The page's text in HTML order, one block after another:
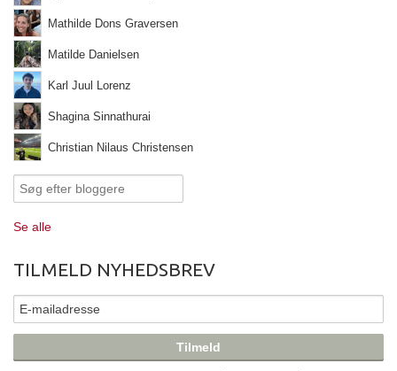
Mathilde Dons Graversen
Matilde Danielsen
Karl Juul Lorenz
Shagina Sinnathurai
Christian Nilaus Christensen
Se alle
TILMELD NYHEDSBREV